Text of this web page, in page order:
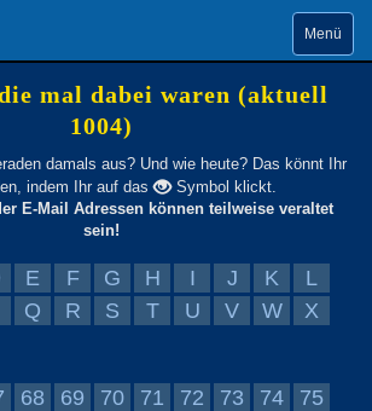
Menü
mal dabei waren (aktuell
1004)
damals aus? Und wie heute? Das könnt Ihr
indem Ihr auf das
Symbol klickt.
E-Mail Adressen können teilweise veraltet
sein!
E F G H I J K
L
Q R S T U V W
X
68 69 70 71 72 73 74
75